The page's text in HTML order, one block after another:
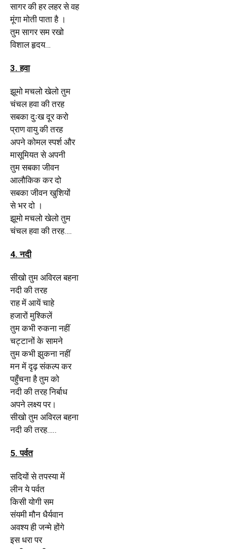
सागर की हर लहर से वह
मूंगा मोती पाता है ।
तुम सागर सम रखो
विशाल हृदय…
3. हवा
झूमो मचलो खेलो तुम
चंचल हवा की तरह
सबका दुःख दूर करो
प्राण वायु की तरह
अपने कोमल स्पर्श और
मासूमियत से अपनी
तुम सबका जीवन
आलौकिक कर दो
सबका जीवन खुशियों
से भर दो ।
झूमो मचलो खेलो तुम
चंचल हवा की तरह….
4. नदी
सीखो तुम अविरल बहना
नदी की तरह
राह में आयें चाहे
हजारों मुश्किलें
तुम कभी रुकना नहीं
चट्टानों के सामने
तुम कभी झुकना नहीं
मन में दृढ़ संकल्प कर
पहुँचना है तुम को
नदी की तरह निर्बाध
अपने लक्ष्य पर।
सीखो तुम अविरल बहना
नदी की तरह…..
5. पर्वत
सदियों से तपस्या में
लीन ये पर्वत
किसी योगी सम
संयमी मौन धैर्यवान
अवश्य ही जन्मे होंगे
इस धरा पर